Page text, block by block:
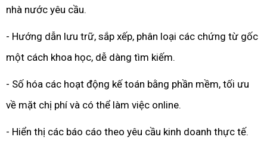
nhà nước yêu cầu.
- Hướng dẫn lưu trữ, sắp xếp, phân loại các chứng từ gốc
một cách khoa học, dễ dàng tìm kiếm.
- Số hóa các hoạt động kế toán bằng phần mềm, tối ưu
về mặt chị phí và có thể làm việc online.
- Hiển thị các báo cáo theo yêu cầu kinh doanh thực tế.